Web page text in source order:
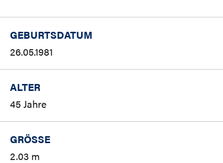
GEBURTSDATUM
26.05.1981
ALTER
45 Jahre
GRÖSSE
2.03 m